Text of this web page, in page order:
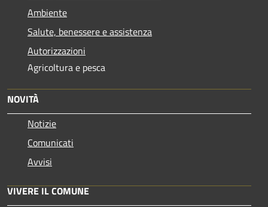
Ambiente
Salute, benessere e assistenza
Autorizzazioni
Agricoltura e pesca
NOVITÀ
Notizie
Comunicati
Avvisi
VIVERE IL COMUNE